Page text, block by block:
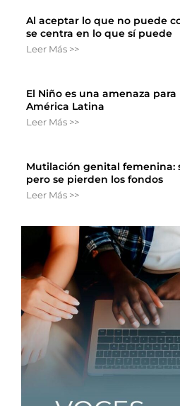
Al aceptar lo que no puede
se centra en lo que sí puede
Leer Más >>
El Niño es una amenaza
América Latina
Leer Más >>
Mutilación genital femenina:
pero se pierden los fondos
Leer Más >>